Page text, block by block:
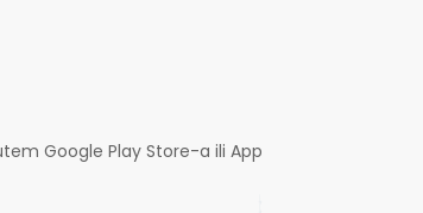
Google Play Store-a ili App